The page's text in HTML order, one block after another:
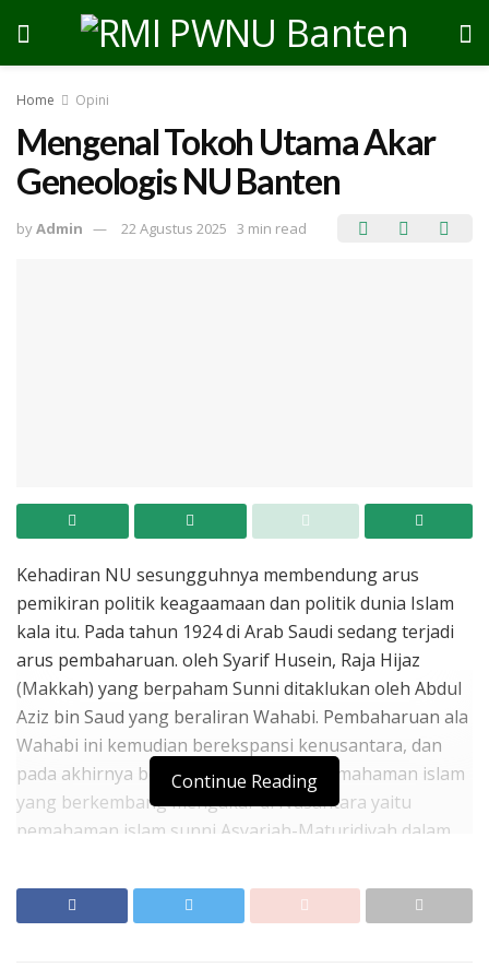
Home Opini
Mengenal Tokoh Utama Akar
Geneologis NU Banten
byAdmin 22 Agustus 2025 3 min read
Kehadiran NU sesungguhnya membendung arus
pemikiran politik keagaamaan dan politik dunia Islam
kala itu. Pada tahun 1924 di Arab Saudi sedang terjadi
arus pembaharuan. oleh Syarif Husein, Raja Hijaz
(Makkah) yang berpaham Sunni ditaklukan oleh Abdul
Aziz bin Saud yang beraliran Wahabi. Pembaharuan ala
Wahabi ini kemudian berekspansi kenusantara, dan
pada akhirnya bersentuhan dengan pemahaman islam
yang berkembang mengakar di Nusantara yaitu
pemahaman islam sunni Asyariah-Maturidiyah dalam
dan terakhir bertasauf menganut dasar-dasar ajaran
Imam Abu Qosim Al-Junaidi.
Continue Reading